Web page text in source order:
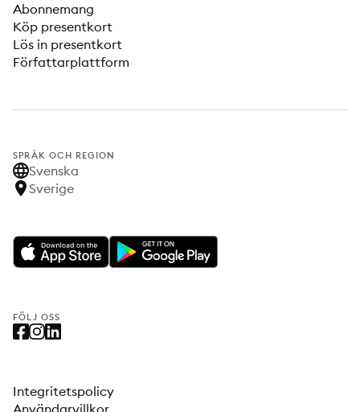
Abonnemang
Köp presentkort
Lös in presentkort
Författarplattform
SPRÅK OCH REGION
Svenska
Sverige
FÖLJ OSS
Integritetspolicy
Användarvillkor